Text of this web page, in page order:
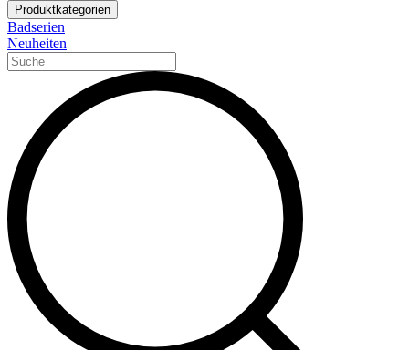
Produktkategorien
Badserien
Neuheiten